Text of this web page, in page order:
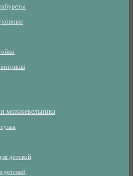
можжевельника
детской
детской